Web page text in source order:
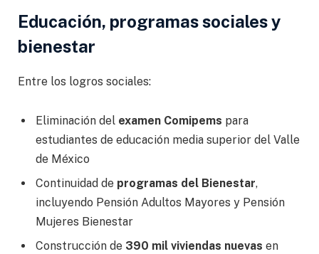
Educación, programas sociales y
bienestar
Entre los logros sociales:
Eliminación del examen Comipems para
estudiantes de educación media superior del Valle
de México
Continuidad de programas del Bienestar,
incluyendo Pensión Adultos Mayores y Pensión
Mujeres Bienestar
Construcción de 390 mil viviendas nuevas en